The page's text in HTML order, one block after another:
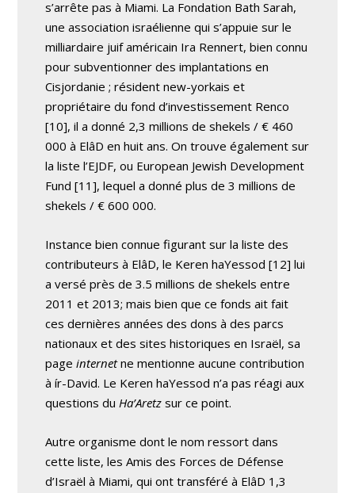
s’arrête pas à Miami. La Fondation Bath Sarah,
une association israélienne qui s’appuie sur le
milliardaire juif américain Ira Rennert, bien connu
pour subventionner des implantations en
Cisjordanie ; résident new-yorkais et
propriétaire du fond d’investissement Renco
[10], il a donné 2,3 millions de shekels / € 460
000 à ElâD en huit ans. On trouve également sur
la liste l’EJDF, ou European Jewish Development
Fund [11], lequel a donné plus de 3 millions de
shekels / € 600 000.
Instance bien connue figurant sur la liste des
contributeurs à ElâD, le Keren haYessod [12] lui
a versé près de 3.5 millions de shekels entre
2011 et 2013; mais bien que ce fonds ait fait
ces dernières années des dons à des parcs
nationaux et des sites historiques en Israël, sa
pageinternetne mentionne aucune contribution
à ír-David. Le Keren haYessod n’a pas réagi aux
questions du Ha’Aretz sur ce point.
Autre organisme dont le nom ressort dans
cette liste, les Amis des Forces de Défense
d’Israël à Miami, qui ont transféré à ElâD 1,3